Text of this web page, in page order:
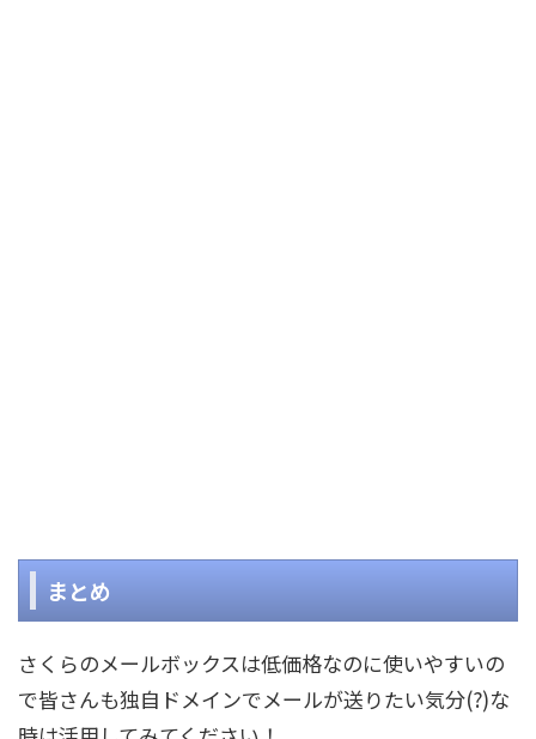
まとめ
さくらのメールボックスは低価格なのに使いやすいの
で皆さんも独自ドメインでメールが送りたい気分(?)な